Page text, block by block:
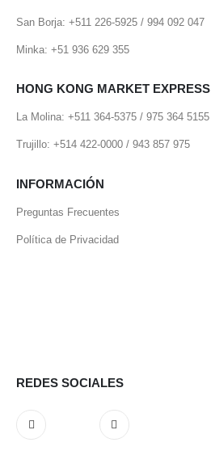
San Borja: +511 226-5925 / 994 092 047
Minka: +51 936 629 355
HONG KONG MARKET EXPRESS
La Molina: +511 364-5375 / 975 364 5155
Trujillo: +514 422-0000 / 943 857 975
INFORMACIÓN
Preguntas Frecuentes
Política de Privacidad
REDES SOCIALES